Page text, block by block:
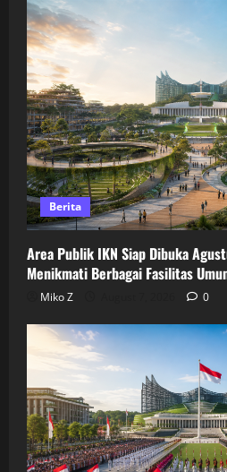
Berita
Area Publik IKN Siap Dibuka
Menikmati Berbagai Fasilitas
Miko Z 0